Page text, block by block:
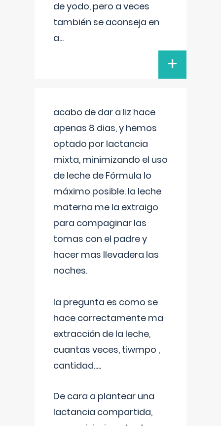
de yodo, pero a veces
también se aconseja en
a...
+
acabo de dar a liz hace
apenas 8 dias, y hemos
optado por lactancia
mixta, minimizando el uso
de leche de Fórmula lo
máximo posible. la leche
materna me la extraigo
para compaginar las
tomas con el padre y
hacer mas llevadera las
noches.
la pregunta es como se
hace correctamente ma
extracción de la leche,
cuantas veces, tiwmpo ,
cantidad.....
De cara a plantear una
lactancia compartida,